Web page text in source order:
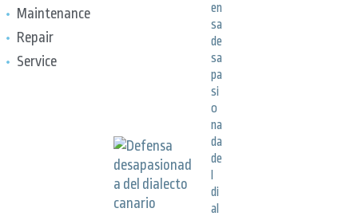
Maintenance
Repair
Service
en
sa
de
sa
pa
si
o
na
da
de
di
al